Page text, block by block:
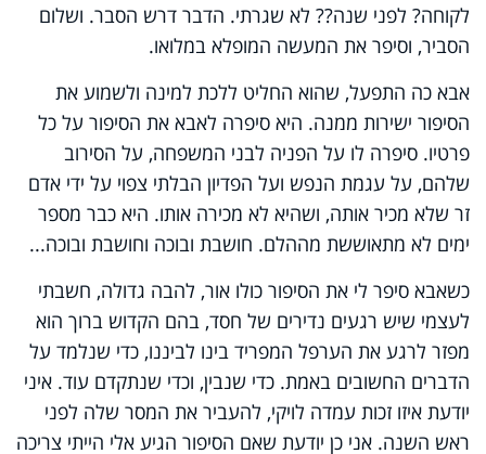
לקוחה? לפני שנה?? לא שגרתי. הדבר דרש הסבר. ושלום
הסביר, וסיפר את המעשה המופלא במלואו.
אבא כה התפעל, שהוא החליט ללכת למינה ולשמוע את
הסיפור ישירות ממנה. היא סיפרה לאבא את הסיפור על כל
פרטיו. סיפרה לו על הפניה לבני המשפחה, על הסירוב
שלהם, על עגמת הנפש ועל הפדיון הבלתי צפוי על ידי אדם
זר שלא מכיר אותה, ושהיא לא מכירה אותו. היא כבר מספר
ימים לא מתאוששת מההלם. חושבת ובוכה וחושבת ובוכה...
כשאבא סיפר לי את הסיפור כולו אור, להבה גדולה, חשבתי
לעצמי שיש רגעים נדירים של חסד, בהם הקדוש ברוך הוא
מפזר לרגע את הערפל המפריד בינו לביננו, כדי שנלמד על
הדברים החשובים באמת. כדי שנבין, וכדי שנתקדם עוד. איני
יודעת איזו זכות עמדה לויקי, להעביר את המסר שלה לפני
ראש השנה. אני כן יודעת שאם הסיפור הגיע אלי הייתי צריכה